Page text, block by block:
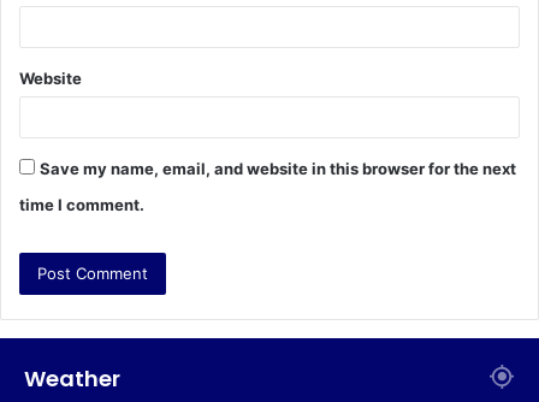
Website
Save my name, email, and website in this browser for the next
time I comment.
Weather